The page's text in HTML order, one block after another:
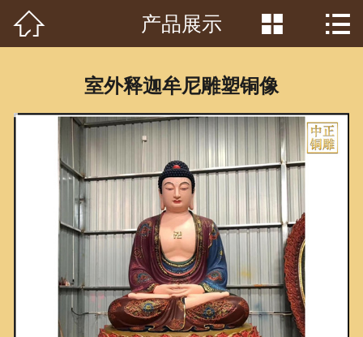
首页
产品中心
客户见证
常识问答
新闻资讯
荣誉资质
 产品展示  
室外释迦牟尼雕塑铜像